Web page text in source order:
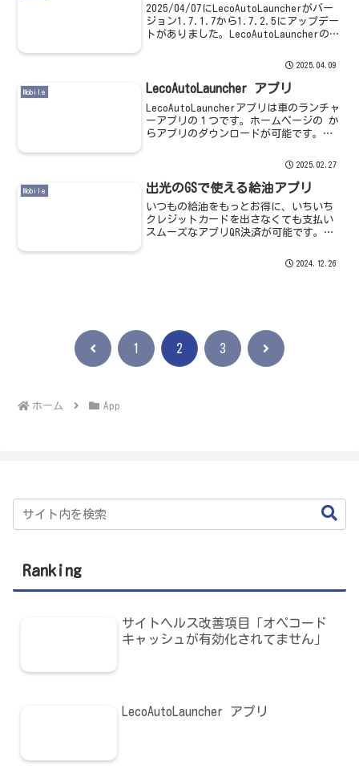
2025/04/07にLecoAutoLauncherがバー
ジョン1.7.1.7から1.7.2.5にアップデー
トがありました。LecoAutoLauncherのア
「新しいバージョンが利用可能です」メ
2025.04.09
Mobile LecoAutoLauncher アプリ
LecoAutoLauncherアプリは車のランチャ
ーアプリの１つです。ホームページの か
らアプリのダウンロードが可能です。最
ジョン（ピクチャーインピクチャーに対
応）をダウンロードします。インスト...
2025.02.27
Mobile 出光のGSで使える給油アプリ
いつもの給油をもっとお得に、いちいち
クレジットカードを出さなくても支払い
スムーズなアプリQR決済が可能です。出
「Drive On」は簡単に給油と決済ができ
2024.12.26
前 1 2 3 次
ホーム App
Ranking
サイトヘルス改善項目「オペコード
キャッシュが有効化されてません」
LecoAutoLauncher アプリ